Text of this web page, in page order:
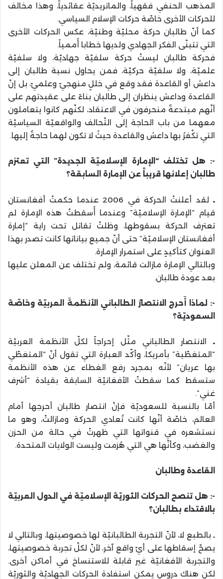
المذهب الحنفي فقهياً، والماتريديّة عقائدياً، وهذا مخالف
للحركات الأخرى خاصّة حركات الإسلام السياسي.
كما أنّ طالبان حركة محليّة وطنيّة، عكس الحركات الأخرى
التي تتبنّى الفكر الجهادي ولديها خطابا أُممياً.
فحركة طالبان ليستْ حركة سلفيّة جهاديّة، ولا سلفيّة
علميّة، ولا سلفيّة حركيّة، فمن يحاول نسبة طالبان إلى
داعش أو القاعدة فقد وقع في خللٍ منهجيّ وعلميّ، بل إنّ
القاعدة وداعش ينظران إلى طالبان بناءً على عقيدتهم على
أنّهم مبتدعةٌ منحرفون في الاعتقاد، لكنّهم كانوا يتعاملون
معهما من باب الحاجة إلى التّحالف والواقعيّة السياسيّة
التي تكْفرُ بها داعش والقاعدة حيثُ لا تكون لهما حاجةٌ إليها.
-: هل تختلف “الإمارة الإسلاميّة الجديدة” التي تعتزم
طالبان إعلانها قريباً عن الإمارة السابقة؟
ـ
لقد أعلنتْ الحركة في 2006 عندما حكمتْ أفغانستان
قيام “الإمارة الإسلاميّة” وعندما أُسقطتْ هذه الإمارة لم
تعترف الحركة بسقوطها، وظلتْ تقاتل تحت راية “إمارة
أفغانستان الإسلاميّة” حتى أنّ جميع بياناتها كانت تصدر بهذا
العنوان كتأكيدٍ على استمرار الإمارة.
وبالتالي الإمارة مازالت قائمة، ولم تختلف عن المعلن عليها
بعد عودة طالبان.
-: لماذا أَحرج الانتصارُ الطالباني الأنظمةَ العربيّة وخاصّة
السعوديّة؟
ـ الانتصار الطالباني مثّل إحراجاً لكلّ الأنظمة العربيّة
“المتغطّية” بأمريكا، وأكّد العبارة التي تقول أنّ “المتغطّي
بها عريان” لأنّه بمجرد رفع الغطاء عن هذه الأنظمة
ستسقط كما سقطتْ الأفغانيّة السابقة بقيادة “أشرف
غني”.
أمّا بالنسبة للسعوديّة فإنّ انتصار طالبان أحرجها أمام
العالم، خاصّة أنّها كانت تُعادي الحركة ومازالتْ، وهو ما
نستشعره في قنواتها التي ظهرتْ في حالة من الحزن
والغضب، وكأنّها هي التي هُزمت وليست الولايات المتحدة.
القاعدة وطالبان
-: هل تنصح الحركات الثوريّة الإسلاميّة في الدول العربيّة
بالاقتداء بطالبان؟
ـ بالطبع لا، لأنّ التجربة الطالبانيّة لها خصوصيتها، وبالتالي لا
يصحّ إسقاطها على أيّ واقع آخر، لأنّ لكلّ تجربة خصوصيتها،
والتجربة الأفغانيّة غير قابلة للاستنساخ في أماكن أخرى.
لكن هناك دروس يمكن استفادة الحركات الجهاديّة والثوريّة